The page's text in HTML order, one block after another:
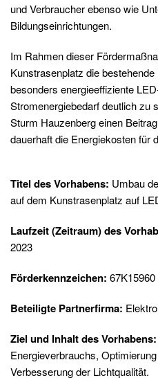
und Verbraucher ebenso wie
Bildungseinrichtungen.
Im Rahmen dieser
Kunstrasenplatz die
besonders energieeffiziente
Stromenergiebedarf deutlich zu
Sturm Hauzenberg einen
dauerhaft die Energiekosten für
Titel des Vorhabens: Umbau
auf dem Kunstrasenplatz auf
Laufzeit (Zeitraum) des
2023
Förderkennzeichen: 67K15960
Beteiligte Partnerfirma:
Ziel und Inhalt des Vorhabens:
Energieverbrauchs,
Verbesserung der Lichtqualität.